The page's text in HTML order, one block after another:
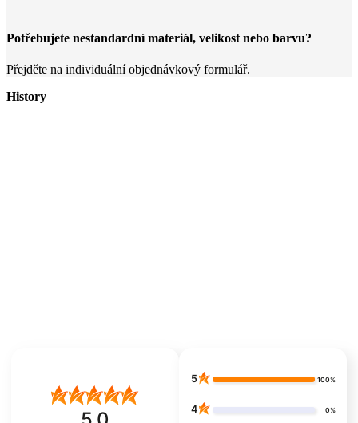
Potřebujete nestandardní materiál, velikost nebo barvu?
Přejděte na individuální objednávkový formulář.
History
5 100%
4 0%